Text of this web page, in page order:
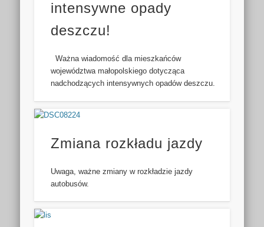
intensywne opady
deszczu!
Ważna wiadomość dla mieszkańców
województwa małopolskiego dotycząca
nadchodzących intensywnych opadów deszczu.
Zmiana rozkładu jazdy
Uwaga, ważne zmiany w rozkładzie jazdy
autobusów.